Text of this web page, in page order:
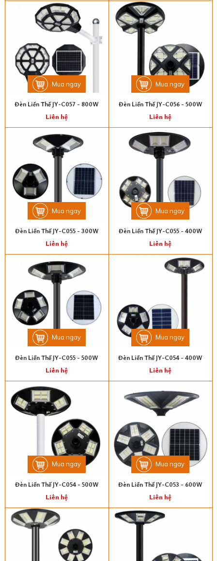
Mua ngay
Đèn Liền Thể JY-C057 - 800W
Liên hệ
Mua ngay
Đèn Liền Thể JY-C056 - 500W
Liên hệ
Mua ngay
Đèn Liền Thể JY-C055 - 300W
Liên hệ
Mua ngay
Đèn Liền Thể JY-C055 - 400W
Liên hệ
Mua ngay
Đèn Liền Thể JY-C055 - 500W
Liên hệ
Mua ngay
Đèn Liền Thể JY-C054 - 400W
Liên hệ
Mua ngay
Đèn Liền Thể JY-C054 - 500W
Liên hệ
Mua ngay
Đèn Liền Thể JY-C053 - 600W
Liên hệ